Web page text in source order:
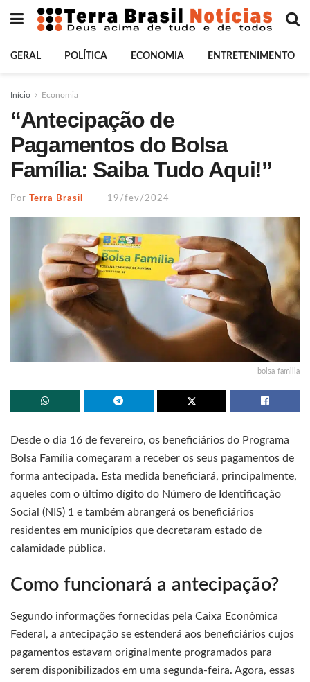
GERAL POLÍTICA ECONOMIA ENTRETENIMENTO
Início Economia
“Antecipação de
Pagamentos do Bolsa
Família: Saiba Tudo Aqui!”
Por Terra Brasil 19/fev/2024
bolsa-familia
Desde o dia 16 de fevereiro, os beneficiários do Programa
Bolsa Família começaram a receber os seus pagamentos de
forma antecipada. Esta medida beneficiará, principalmente,
aqueles com o último dígito do Número de Identificação
Social (NIS) 1 e também abrangerá os beneficiários
residentes em municípios que decretaram estado de
calamidade pública.
Como funcionará a antecipação?
Segundo informações fornecidas pela Caixa Econômica
Federal, a antecipação se estenderá aos beneficiários cujos
pagamentos estavam originalmente programados para
serem disponibilizados em uma segunda-feira. Agora, essas